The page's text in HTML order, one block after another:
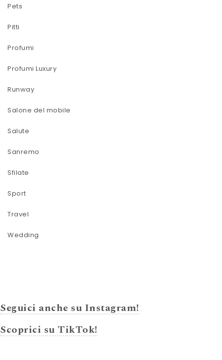
Pets
Pitti
Profumi
Profumi Luxury
Runway
Salone del mobile
Salute
Sanremo
Sfilate
Sport
Travel
Wedding
Seguici anche su Instagram!
Scoprici su TikTok!